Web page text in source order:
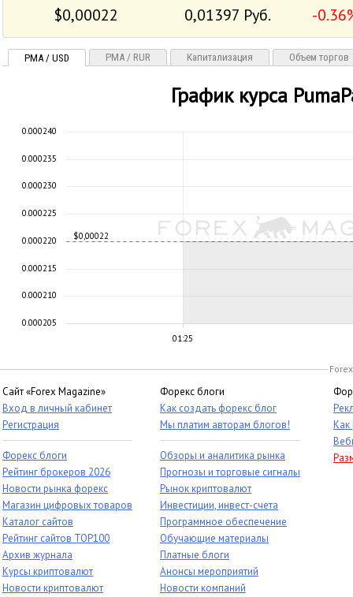
$0,00022 0,01397 Руб. -
PMA / USD PMA / RUR Капитализация Объем торгов
График курса
01:25
$0,00022
0.000205
0.000210
0.000215
0.000220
0.000225
0.000230
0.000235
0.000240
Сайт «Forex Magazine»
Вход в личный кабинет
Регистрация
Форекс блоги
Рейтинг брокеров 2026
Новости рынка форекс
Магазин цифровых товаров
Каталог сайтов
Рейтинг сайтов TOP100
Архив журнала
Курсы криптовалют
Новости криптовалют
Форекс блоги
Как создать форекс блог
Мы платим авторам блогов!
Обзоры и аналитика рынка
Прогнозы и торговые сигналы
Рынок криптовалют
Инвестиции, инвест-счета
Программное обеспечение
Обучающие материалы
Платные блоги
Анонсы мероприятий
Новости компаний
Как